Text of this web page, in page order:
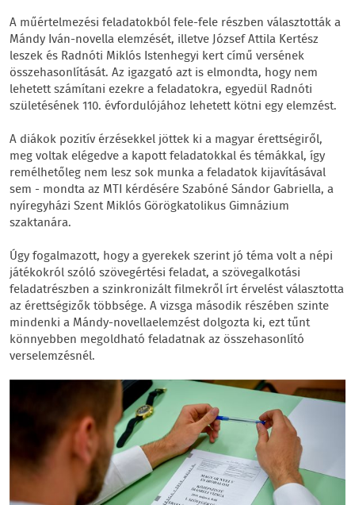
A műértelmezési feladatokból fele-fele részben választották a
Mándy Iván-novella elemzését, illetve József Attila Kertész
leszek és Radnóti Miklós Istenhegyi kert című versének
összehasonlítását. Az igazgató azt is elmondta, hogy nem
lehetett számítani ezekre a feladatokra, egyedül Radnóti
születésének 110. évfordulójához lehetett kötni egy elemzést.
A diákok pozitív érzésekkel jöttek ki a magyar érettségiről,
meg voltak elégedve a kapott feladatokkal és témákkal, így
remélhetőleg nem lesz sok munka a feladatok kijavításával
sem - mondta az MTI kérdésére Szabóné Sándor Gabriella, a
nyíregyházi Szent Miklós Görögkatolikus Gimnázium
szaktanára.
Úgy fogalmazott, hogy a gyerekek szerint jó téma volt a népi
játékokról szóló szövegértési feladat, a szövegalkotási
feladatrészben a szinkronizált filmekről írt érvelést választotta
az érettségizők többsége. A vizsga második részében szinte
mindenki a Mándy-novellaelemzést dolgozta ki, ezt tűnt
könnyebben megoldható feladatnak az összehasonlító
verselemzésnél.